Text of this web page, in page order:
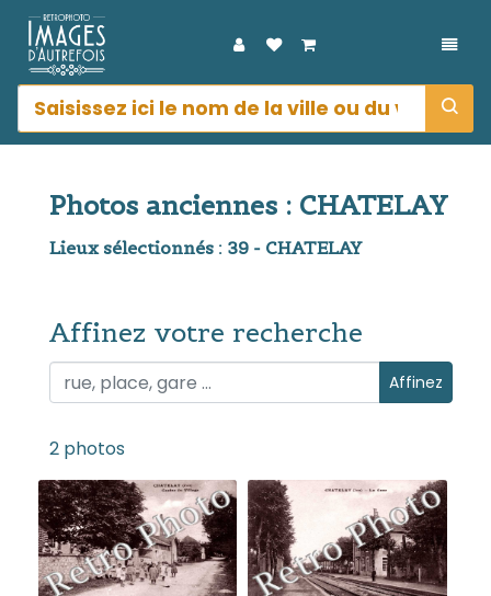
Photos anciennes : CHATELAY
Lieux sélectionnés : 39 - CHATELAY
Affinez votre recherche
Affinez votre recherche Affinez
2 photos